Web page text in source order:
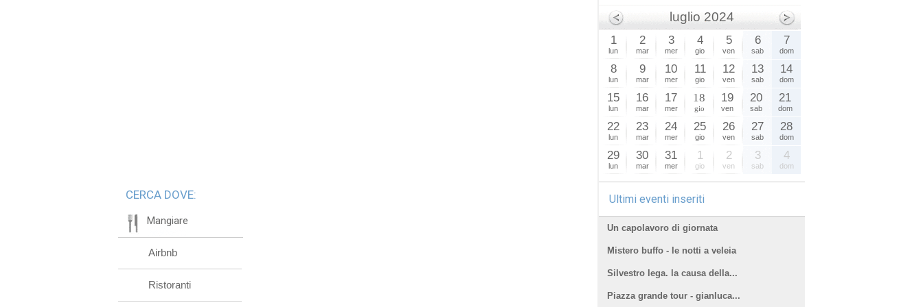
CERCA DOVE:
Mangiare
Airbnb
Ristoranti
luglio 2024
1
lun
2
mar
3
mer
4
gio
5
ven
6
sab
7
dom
8
lun
9
mar
10
mer
11
gio
12
ven
13
sab
14
dom
15
lun
16
mar
17
mer
18
gio
19
ven
20
sab
21
dom
22
lun
23
mar
24
mer
25
gio
26
ven
27
sab
28
dom
29
lun
30
mar
31
mer
1
gio
2
ven
3
sab
4
dom
Ultimi eventi inseriti
Un capolavoro di giornata
Mistero buffo - le notti a veleia
Silvestro lega. la causa della...
Piazza grande tour - gianluca...